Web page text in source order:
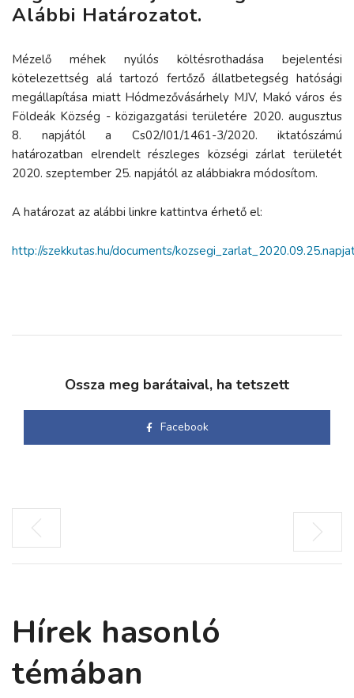
Alábbi Határozatot.
Mézelő méhek nyúlós költésrothadása bejelentési
kötelezettség alá tartozó fertőző állatbetegség hatósági
megállapítása miatt Hódmezővásárhely MJV, Makó város és
Földeák Község - közigazgatási területére 2020. augusztus
8. napjától a Cs02/I01/1461-3/2020. iktatószámú
határozatban elrendelt részleges községi zárlat területét
2020. szeptember 25. napjától az alábbiakra módosítom.
A határozat az alábbi linkre kattintva érhető el:
http://szekkutas.hu/documents/
Ossza meg barátaival, ha tetszett
Facebook
Hírek hasonló
témában